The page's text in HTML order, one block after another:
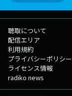
聴取について
配信エリア
利用規約
プライバシーポリシー
ライセンス情報
radiko news